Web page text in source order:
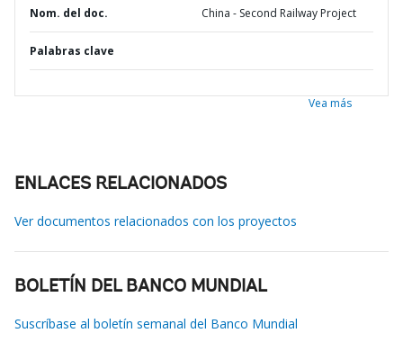
Nom. del doc. China - Second Railway Project
Palabras clave
Vea más
ENLACES RELACIONADOS
Ver documentos relacionados con los proyectos
BOLETÍN DEL BANCO MUNDIAL
Suscríbase al boletín semanal del Banco Mundial